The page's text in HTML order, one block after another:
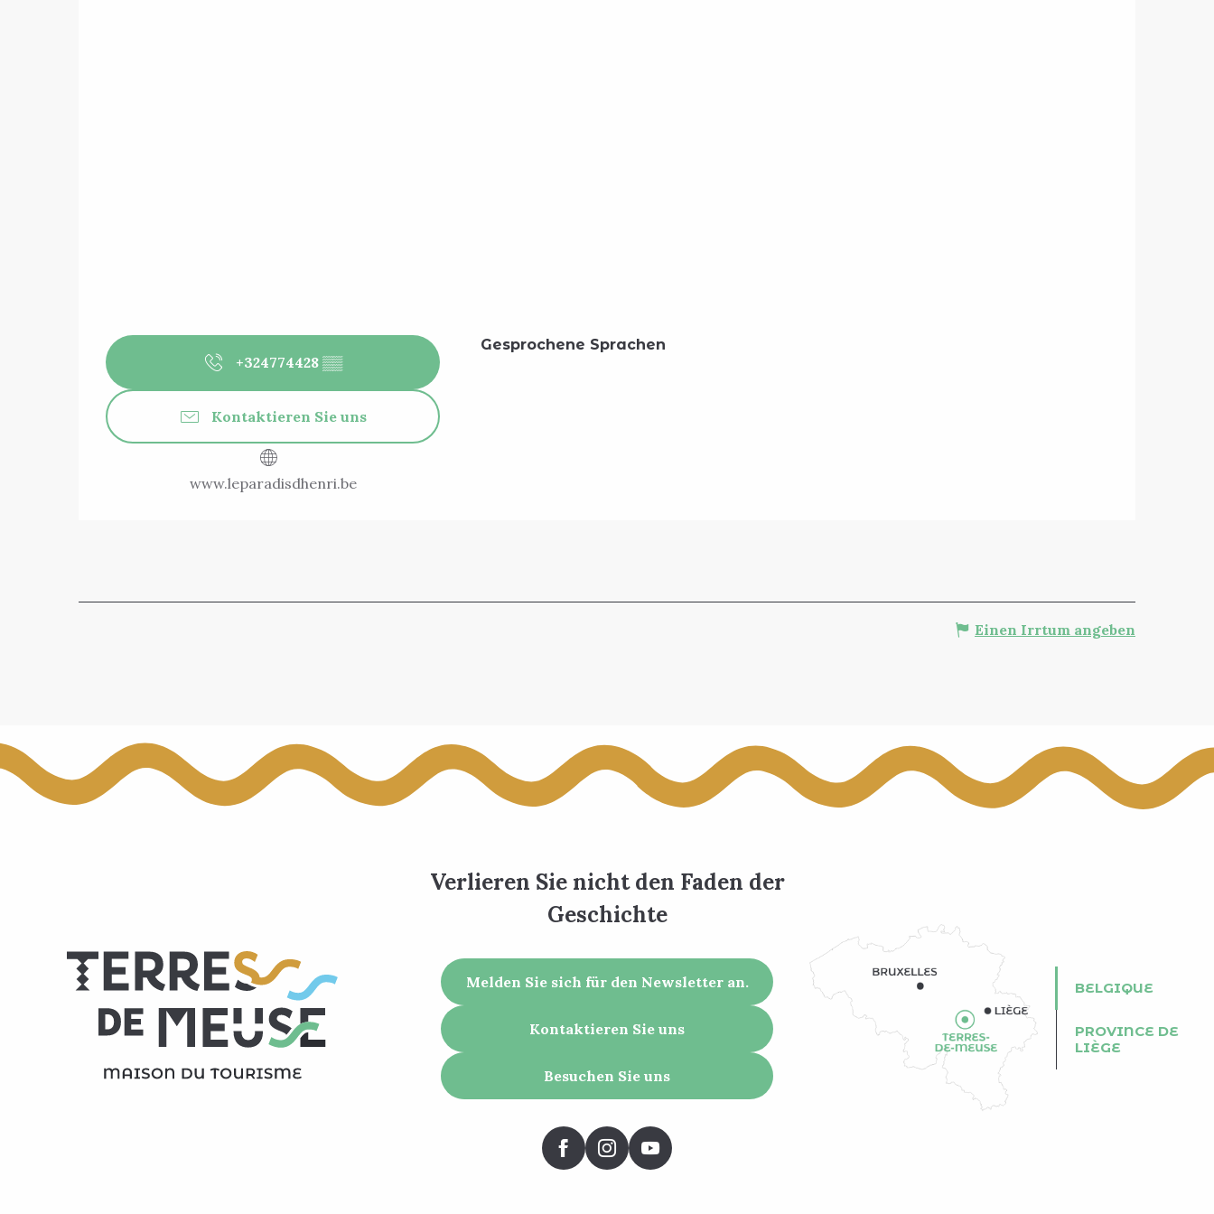
+324774428 ▒▒
Kontaktieren Sie uns
www.leparadisdhenri.be
Gesprochene Sprachen
Gesprochene Sprachen
Einen Irrtum angeben
Verlieren Sie nicht den Faden der
Geschichte
Melden Sie sich für den Newsletter an.
Kontaktieren Sie uns
Besuchen Sie uns
BELGIQUE
PROVINCE DE
LIÈGE